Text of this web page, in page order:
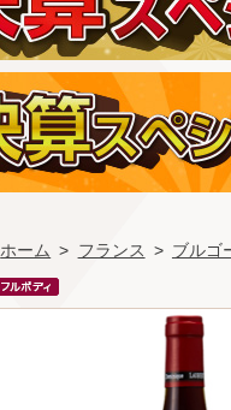
ホーム > フランス > ブルゴ